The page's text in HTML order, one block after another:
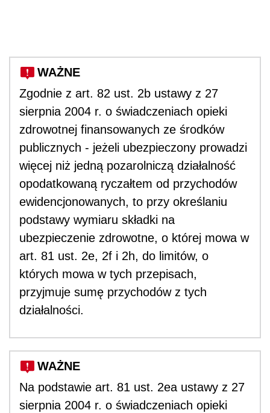
WAŻNE
Zgodnie z art. 82 ust. 2b ustawy z 27
sierpnia 2004 r. o świadczeniach opieki
zdrowotnej finansowanych ze środków
publicznych - jeżeli ubezpieczony prowadzi
więcej niż jedną pozarolniczą działalność
opodatkowaną ryczałtem od przychodów
ewidencjonowanych, to przy określaniu
podstawy wymiaru składki na
ubezpieczenie zdrowotne, o której mowa w
art. 81 ust. 2e, 2f i 2h, do limitów, o
których mowa w tych przepisach,
przyjmuje sumę przychodów z tych
działalności.
WAŻNE
Na podstawie art. 81 ust. 2ea ustawy z 27
sierpnia 2004 r. o świadczeniach opieki